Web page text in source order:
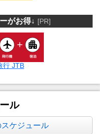
がお得↓ [PR]
行 JTB
ル
ケジュール